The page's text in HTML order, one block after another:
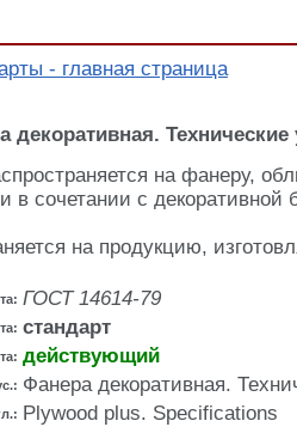
- главная страница
декоративная. Технические
на фанеру,
в сочетании с декоративной
на продукцию,
ГОСТ 14614-79
стандарт
действующий
Фанера декоративная.
Plywood plus. Specifications